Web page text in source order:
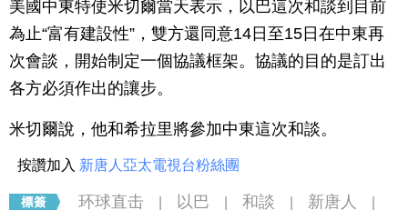
美國中東特使米切爾當天表示，以巴這次和談到目前
為止“富有建設性”，雙方還同意14日至15日在中東再
次會談，開始制定一個協議框架。協議的目的是訂出
各方必須作出的讓步。
米切爾說，他和希拉里將參加中東這次和談。
按讚加入 新唐人亞太電視台粉絲團
环球直击 以巴 和談 新唐人